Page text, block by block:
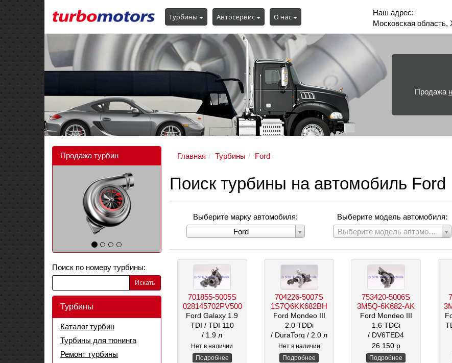
Турбины Автосервис О нас
Наш адрес:
Московская
Продажа
Продажа турбин
Поиск по номеру турбины:
Искать
Турбины
Каталог турбин
Турбины для тюнинга
Ремонт турбины
Главная Турбины Ford
Поиск турбины на автомобиль Ford
Выберите марку автомобиля:
Ford
марку
автомобиля:
Выберите модель автомобиля:
Выберите модель автомобиля
Выберите
модель
автомобиля:
701855-5005S
028145702PV500
Ford Galaxy 1.9
TDI / TDI 110
/ 1.9 л
Нет в наличии
Подробнее
704226-5007S
1S7Q6KK682BH
Ford Mondeo III
2.0 TDDi
/ DuraTorq / 2.0 л
Нет в наличии
Подробнее
753420-5006S
3M5Q-6K682-AK
Ford Mondeo III
1.6 TDCi
/ DV6TED4
/ 109 л.с.
/ 1600 см3
26 150 р
Подробнее